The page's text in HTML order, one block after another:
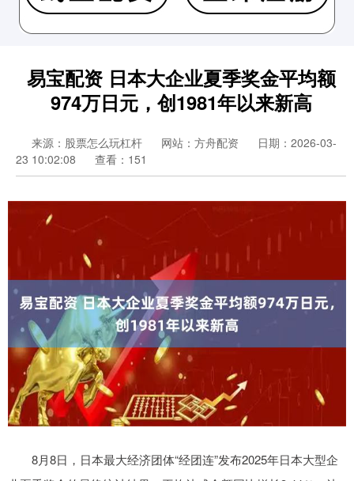
易宝配资 日本大企业夏季奖金平均额
974万日元，创1981年以来新高
来源：股票怎么玩杠杆 网站：方舟配资
日期：2026-03-
23 10:02:08
查看：151
8月8日，日本最大经济团体“经团连”发布2025年日本大型企